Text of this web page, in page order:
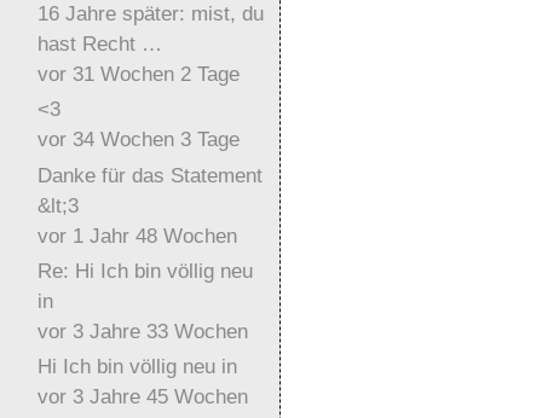
16 Jahre später: mist, du
hast Recht …
vor 31 Wochen 2 Tage
<3
vor 34 Wochen 3 Tage
Danke für das Statement
&lt;3
vor 1 Jahr 48 Wochen
Re: Hi Ich bin völlig neu
in
vor 3 Jahre 33 Wochen
Hi Ich bin völlig neu in
vor 3 Jahre 45 Wochen